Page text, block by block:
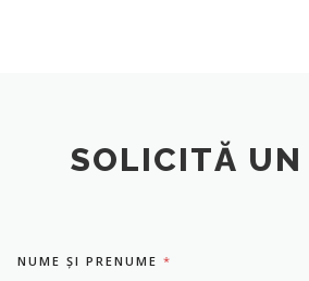
SOLICITĂ UN
NUME ȘI PRENUME *